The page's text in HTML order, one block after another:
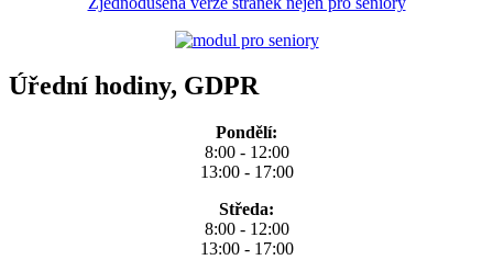
Úřední hodiny, GDPR
Pondělí:
8:00 - 12:00
13:00 - 17:00
Středa:
8:00 - 12:00
13:00 - 17:00